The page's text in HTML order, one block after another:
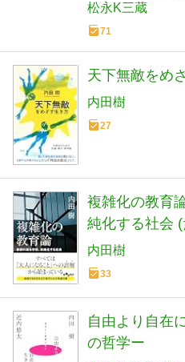
松永K三蔵
71
天下無敵をめ
内田樹
27
複雑化の教育
純化する社会
内田樹
33
自由より自在
の哲学ー